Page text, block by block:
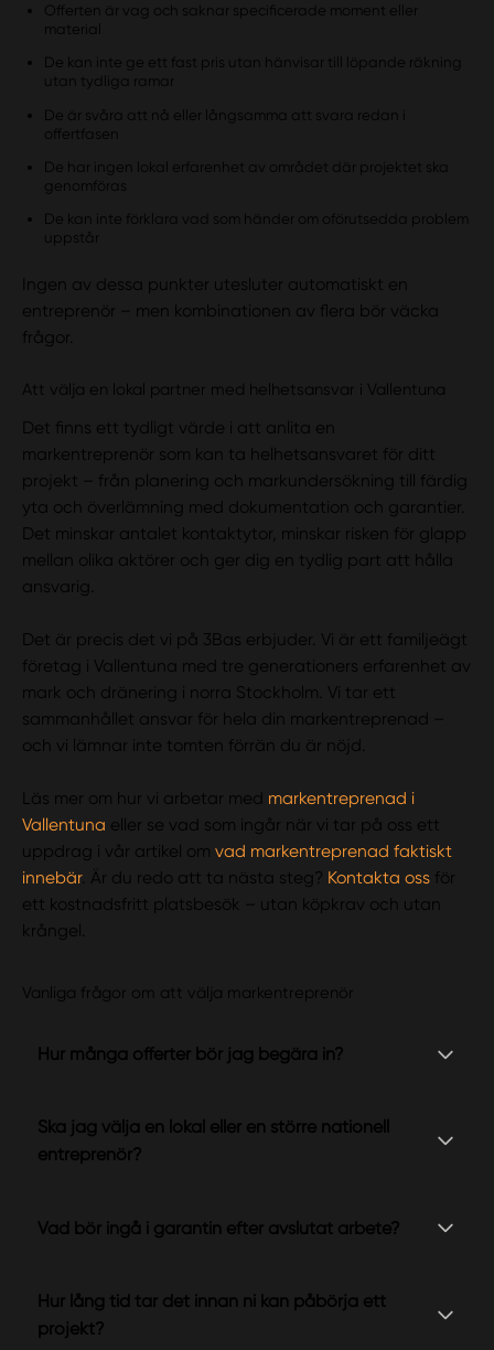
Offerten är vag och saknar specificerade moment eller
material
De kan inte ge ett fast pris utan hänvisar till löpande räkning
utan tydliga ramar
De är svåra att nå eller långsamma att svara redan i
offertfasen
De har ingen lokal erfarenhet av området där projektet ska
genomföras
De kan inte förklara vad som händer om oförutsedda problem
uppstår
Ingen av dessa punkter utesluter automatiskt en
entreprenör – men kombinationen av flera bör väcka
frågor.
Att välja en lokal partner med helhetsansvar i Vallentuna
Det finns ett tydligt värde i att anlita en
markentreprenör som kan ta helhetsansvaret för ditt
projekt – från planering och markundersökning till färdig
yta och överlämning med dokumentation och garantier.
Det minskar antalet kontaktytor, minskar risken för glapp
mellan olika aktörer och ger dig en tydlig part att hålla
ansvarig.
Det är precis det vi på 3Bas erbjuder. Vi är ett familjeägt
företag i Vallentuna med tre generationers erfarenhet av
mark och dränering i norra Stockholm. Vi tar ett
sammanhållet ansvar för hela din markentreprenad –
och vi lämnar inte tomten förrän du är nöjd.
Läs mer om hur vi arbetar med markentreprenad i
Vallentuna eller se vad som ingår när vi tar på oss ett
uppdrag i vår artikel omvad markentreprenad faktiskt
innebär. Är du redo att ta nästa steg? Kontakta oss för
ett kostnadsfritt platsbesök – utan köpkrav och utan
krångel.
Vanliga frågor om att välja markentreprenör
Hur många offerter bör jag begära in?
Ska jag välja en lokal eller en större nationell
entreprenör?
Vad bör ingå i garantin efter avslutat arbete?
Hur lång tid tar det innan ni kan påbörja ett
projekt?